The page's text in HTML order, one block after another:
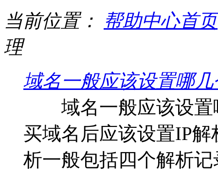
当前位置：
帮助中心首页
理
域名一般应该设置哪
域名一般应该设置
买域名后应该设置IP
析一般包括四个解析